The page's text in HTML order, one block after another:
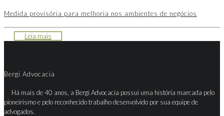
Medida provisória para melhoria nos ambientes de negócios
Leia mais
Bergi Advocacia
Há mais de 40 anos, a Bergi Advocacia possui uma história marcada pelo
pioneirismo e pelo reconhecido trabalho desenvolvido por sua equipe de
advogados.